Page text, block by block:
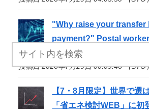
"Why raise your transfer
payment?" Postal
commendation for
投稿日 2026年7月29日 00:09:46 （STO
【7・8月限定】世界で選
「省エネ検討WEB」に